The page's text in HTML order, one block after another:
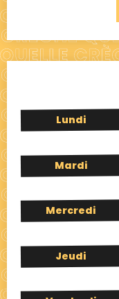
Lundi
Mardi
Mercredi
Jeudi